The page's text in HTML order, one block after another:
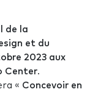
de la
et du
2023 aux
Center.
« Concevoir en